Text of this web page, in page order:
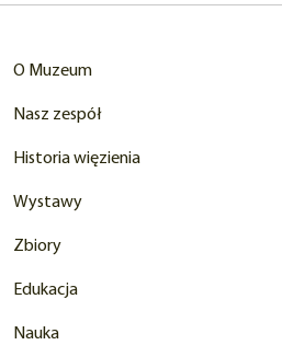
O Muzeum
Nasz zespół
Historia więzienia
Wystawy
Zbiory
Edukacja
Nauka